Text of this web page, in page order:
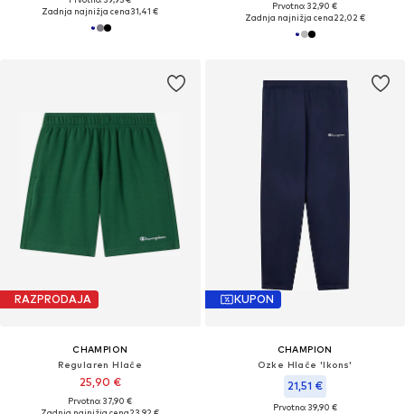
Zadnja najnižja cena31,41 €
Prvotno: 32,90 €
Zadnja najnižja cena22,02 €
RAZPRODAJA
CHAMPION
Regularen Hlače
25,90 €
Prvotno: 37,90 €
KUPON
CHAMPION
Ozke Hlače 'Ikons'
21,51 €
Prvotno: 39,90 €